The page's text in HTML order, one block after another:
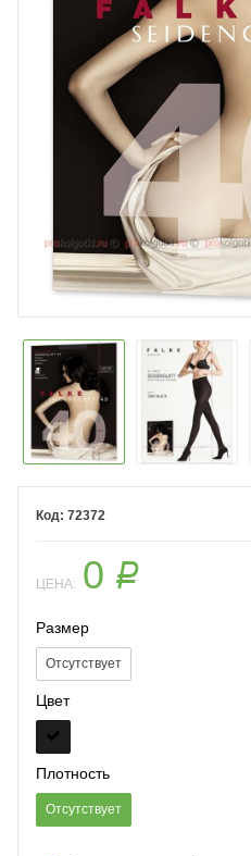
72372
ЦЕНА: 0 Р
Размер
Отсутствует
Цвет
Плотность
Отсутствует